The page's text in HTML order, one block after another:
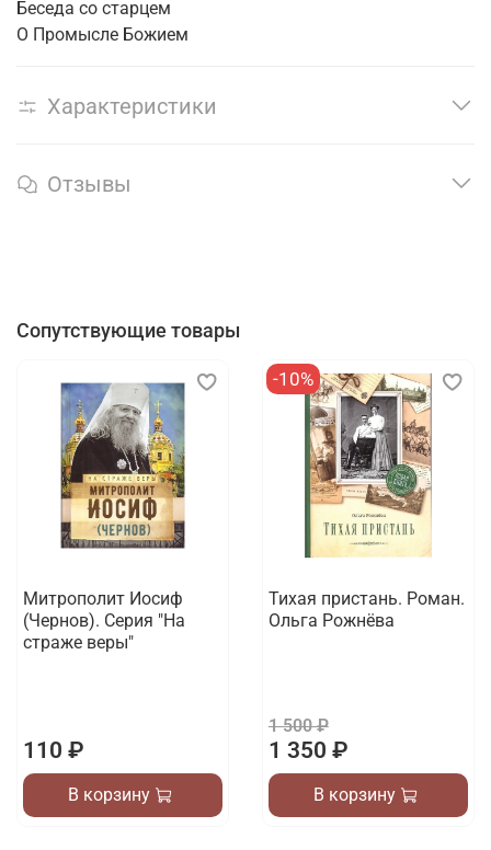
Беседа со старцем
О Промысле Божием
Характеристики
Отзывы
Сопутствующие товары
Митрополит Иосиф
(Чернов). Серия "На
страже веры"
110 ₽
В корзину
-10%
Тихая пристань. Роман.
Ольга Рожнёва
1 500 ₽
1 350 ₽
В корзину